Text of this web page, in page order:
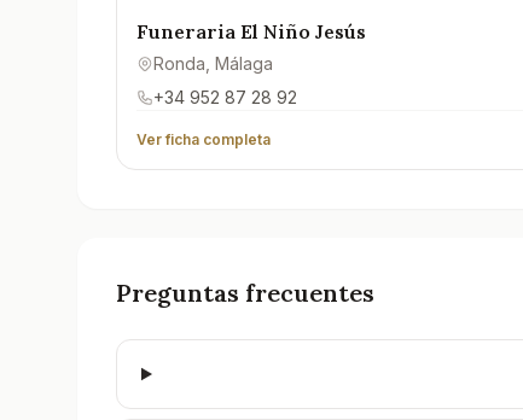
Funeraria El Niño Jesús
Ronda , Málaga
+34 952 87 28 92
Ver ficha completa
Preguntas frecuentes